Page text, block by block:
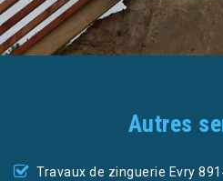
Autres
Travaux de zinguerie Evry